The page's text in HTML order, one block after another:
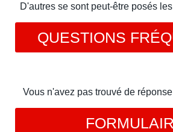
D'autres se sont peut-être posés
QUESTIONS
Vous n'avez pas trouvé de